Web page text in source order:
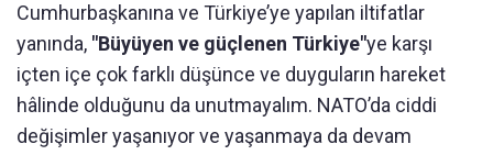
Cumhurbaşkanına ve Türkiye’ye yapılan iltifatlar
yanında, "Büyüyen ve güçlenen Türkiye"ye karşı
içten içe çok farklı düşünce ve duyguların hareket
hâlinde olduğunu da unutmayalım. NATO’da ciddi
değişimler yaşanıyor ve yaşanmaya da devam